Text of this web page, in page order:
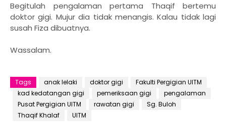
Begitulah pengalaman pertama Thaqif bertemu
doktor gigi. Mujur dia tidak menangis. Kalau tidak lagi
susah Fiza dibuatnya.
Wassalam.
Tags anak lelaki doktor gigi
Fakulti Pergigian UITM
kad kedatangan gigi
pemeriksaan gigi
pengalaman
Pusat Pergigian UITM
rawatan gigi
Sg. Buloh
Thaqif Khalaf
UITM